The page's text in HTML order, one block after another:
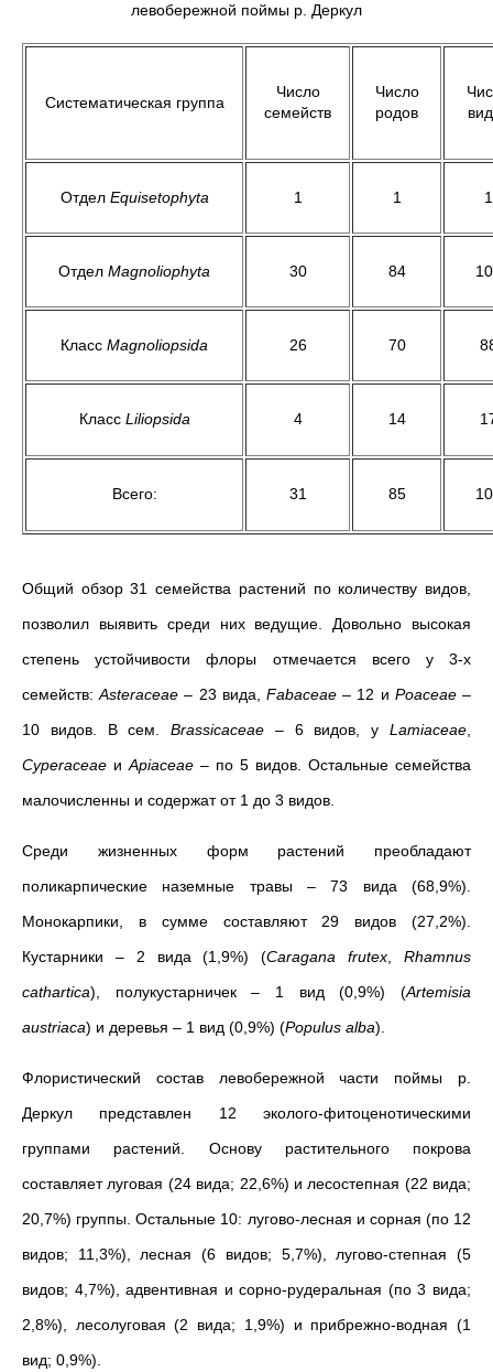
левобережной поймы р. Деркул
Систематическая группа
Число
семейств
Число
родов
Отдел Equisetophyta 1 1 1
Отдел Magnoliophyta 30 84
Класс Magnoliopsida 26 70
Класс Liliopsida 4 14
Всего: 31 85
Общий обзор 31 семейства растений по количеству видов,
позволил выявить среди них ведущие. Довольно высокая
степень устойчивости флоры отмечается всего у 3-х
семейств:Asteraceae – 23 вида,Fabaceae – 12 и Poaceae–
10 видов. В сем.Brassicaceae – 6 видов, уLamiaceae
Cyperaceae и Apiaceae – по 5 видов. Остальные семейства
малочисленны и содержат от 1 до 3 видов.
Среди жизненных форм растений преобладают
поликарпические наземные травы – 73 вида (68,9%).
Монокарпики, в сумме составляют 29 видов (27,2%).
Кустарники – 2 вида (1,9%) (Сaragana frutex ,Rhamnus
cathartica), полукустарничек – 1 вид (0,9%) (Artemisia
austriaca) и деревья – 1 вид (0,9%) (Populus alba).
Флористический состав левобережной части поймы р.
Деркул представлен 12 эколого-фитоценотическими
группами растений. Основу растительного покрова
составляет луговая (24 вида; 22,6%) и лесостепная (22 вида;
20,7%) группы. Остальные 10: лугово-лесная и сорная (по 12
видов; 11,3%), лесная (6 видов; 5,7%), лугово-степная (5
видов; 4,7%), адвентивная и сорно-рудеральная (по 3 вида;
2,8%), лесолуговая (2 вида; 1,9%) и прибрежно-водная (1
вид; 0,9%).